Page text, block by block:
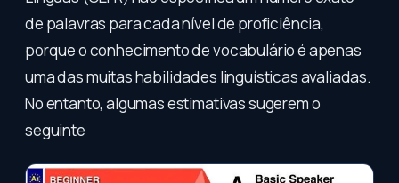
de palavras para cada nível de proficiência,
porque o conhecimento de vocabulário é apenas
uma das muitas habilidades linguísticas avaliadas.
No entanto, algumas estimativas sugerem o
seguinte